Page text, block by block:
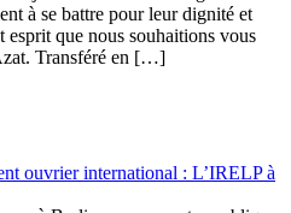
à se battre pour leur dignité et
esprit que nous souhaitions vous
Transféré en […]
ouvrier international : L’IRELP à